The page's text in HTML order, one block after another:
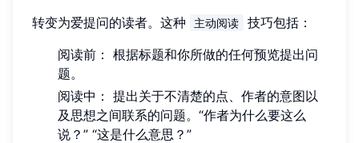
转变为爱提问的读者。这种 主动阅读
技巧包括：
阅读前： 根据标题和你所做的任何预览提出问
题。
阅读中： 提出关于不清楚的点、作者的意图以
及思想之间联系的问题。“作者为什么要这么
说？” “这是什么意思？”